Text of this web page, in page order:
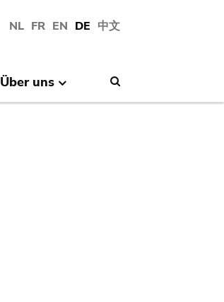
NL FR EN DE 中文
Über uns